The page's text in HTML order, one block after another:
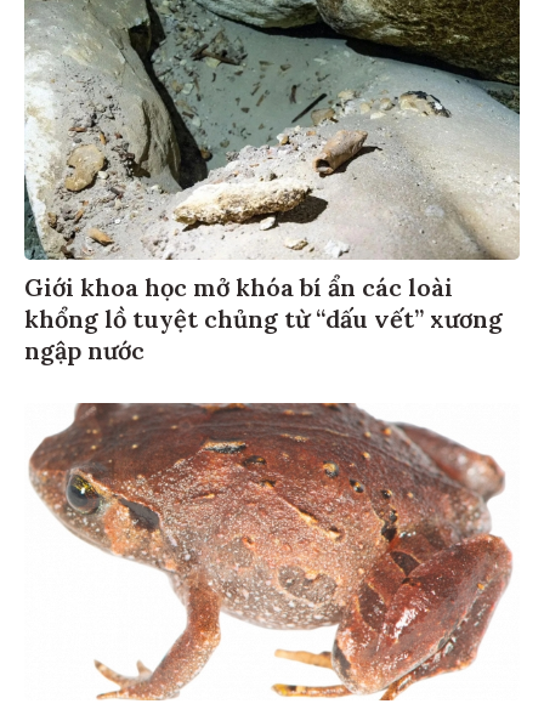
Giới khoa học mở khóa bí ẩn các loài
khổng lồ tuyệt chủng từ “dấu vết” xương
ngập nước